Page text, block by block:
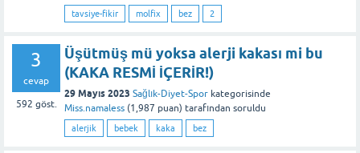
tavsiye-fikir molfix bez 2
3
cevap
592 göst.
Üşütmüş mü yoksa alerji kakası mi bu
(KAKA RESMİ İÇERİR!)
29 Mayıs 2023 Sağlık-Diyet-Spor kategorisinde
Miss.namaless (1,987 puan) tarafından soruldu
alerjik bebek kaka bez